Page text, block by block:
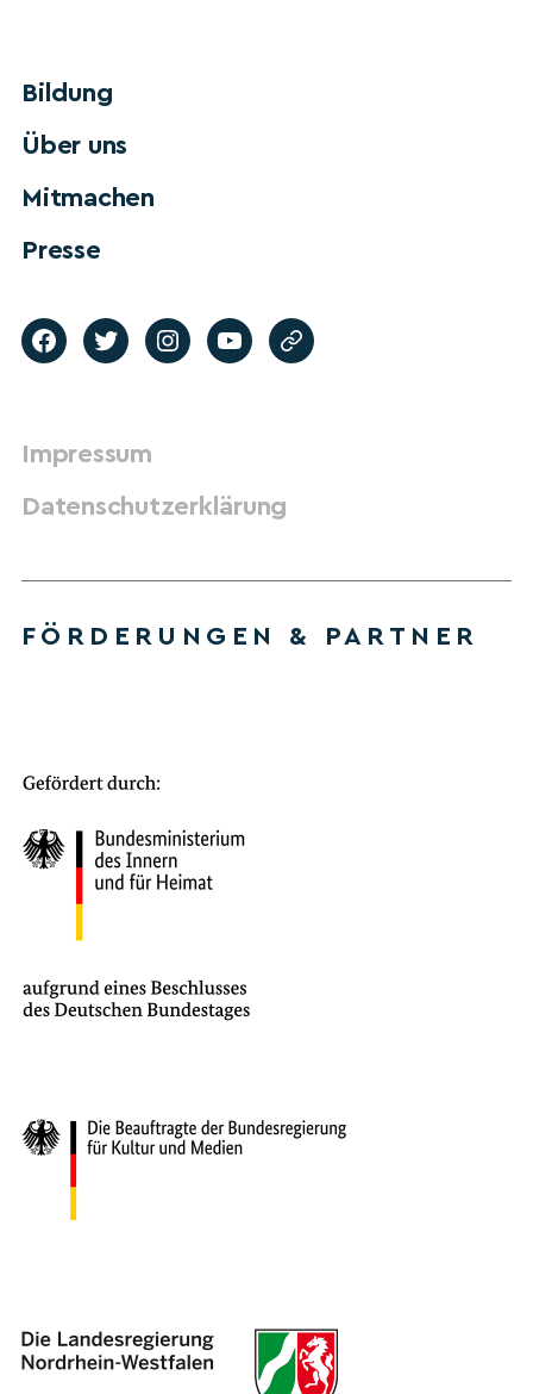
Bildung
Über uns
Mitmachen
Presse
Impressum
Datenschutzerklärung
FÖRDERUNGEN & PARTNER